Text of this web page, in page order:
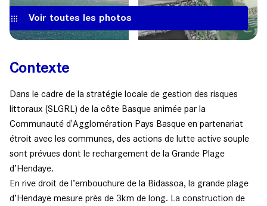
Voir toutes les photos
Contexte
Dans le cadre de la stratégie locale de gestion des risques
littoraux (SLGRL) de la côte Basque animée par la
Communauté d'Agglomération Pays Basque en partenariat
étroit avec les communes, des actions de lutte active souple
sont prévues dont le rechargement de la Grande Plage
d’Hendaye.
En rive droit de l’embouchure de la Bidassoa, la grande plage
d’Hendaye mesure près de 3km de long. La construction de